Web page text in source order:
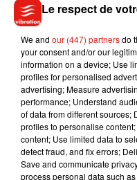
4 août
Tiny
live
Le respect de
We and our (447) partnersdo
your consent and/or our
information on a device; Use
profiles for personalised
advertising; Measure
performance; Understand
of data from different sources;
profiles to personalise
content; Use limited data to
detect fraud, and fix errors;
Save and communicate
process personal data such